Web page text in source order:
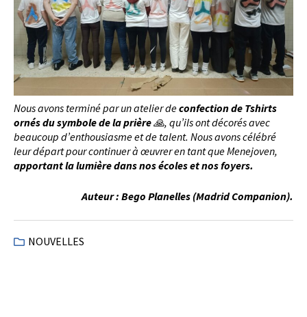
Nous avons terminé par un atelier deconfection de Tshirts
ornés du symbole de la prière🙏, qu’ils ont décorés avec
beaucoup d’enthousiasme et de talent. Nous avons célébré
leur départ pour continuer à œuvrer en tant que Menejoven,
apportant la lumière dans nos écoles et nos foyers.
Auteur : Bego Planelles (Madrid Companion).
NOUVELLES